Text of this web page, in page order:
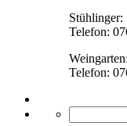
Stühlinger:
Telefon:
Weingarten:
Telefon: